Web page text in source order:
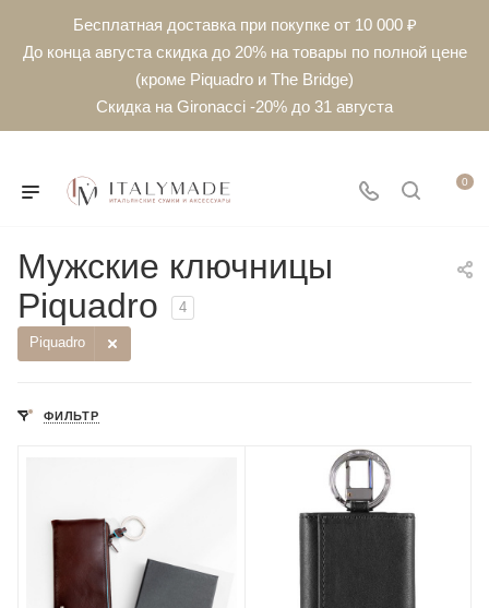
Бесплатная доставка при покупке от 10 000 ₽
До конца августа скидка до 20% на товары по полной цене
(кроме Piquadro и The Bridge)
Скидка на Gironacci -20% до 31 августа
0
Мужские ключницы
Piquadro
4
Piquadro
ФИЛЬТР